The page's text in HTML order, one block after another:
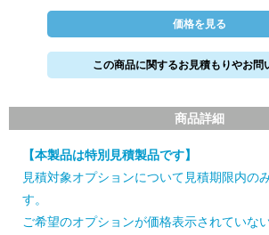
価格を見る
この商品に関するお見積もりやお問
商品詳細
【本製品は特別見積製品です】
見積対象オプションについて見積期限内の
す。
ご希望のオプションが価格表示されていな